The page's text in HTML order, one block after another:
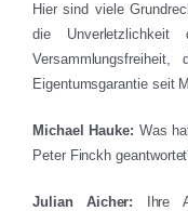
Hier sind viele
die Unverletzlichkeit
Eigentumsgarantie seit
Michael Hauke: Was
Peter Finckh
Julian Aicher:
Ihre